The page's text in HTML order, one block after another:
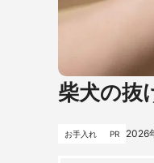
柴犬の抜
お手入れ PR 2026